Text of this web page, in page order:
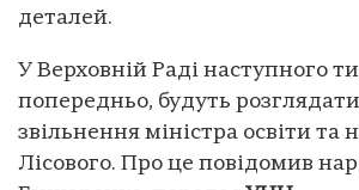
деталей.
У Верховній Раді наступного
попередньо, будуть
звільнення міністра освіти та
Лісового. Про це повідомив